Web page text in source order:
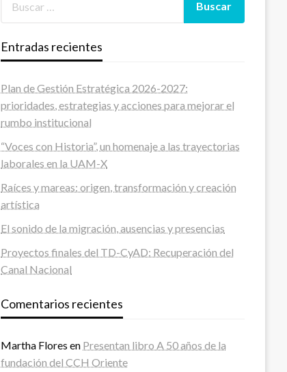
Entradas recientes
Plan de Gestión Estratégica 2026-2027:
prioridades, estrategias y acciones para mejorar el
rumbo institucional
“Voces con Historia”, un homenaje a las trayectorias
laborales en la UAM-X
Raíces y mareas: origen, transformación y creación
artística
El sonido de la migración, ausencias y presencias
Proyectos finales del TD-CyAD: Recuperación del
Canal Nacional
Comentarios recientes
Martha Flores en Presentan libro A 50 años de la
fundación del CCH Oriente